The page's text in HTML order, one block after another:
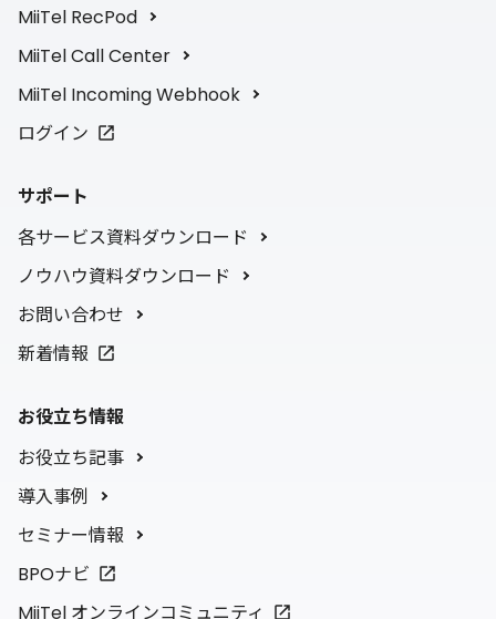
MiiTel RecPod
MiiTel Call Center
MiiTel Incoming Webhook
ログイン
サポート
各サービス資料ダウンロード
ノウハウ資料ダウンロード
お問い合わせ
新着情報
お役立ち情報
お役立ち記事
導入事例
セミナー情報
BPOナビ
MiiTel オンラインコミュニティ